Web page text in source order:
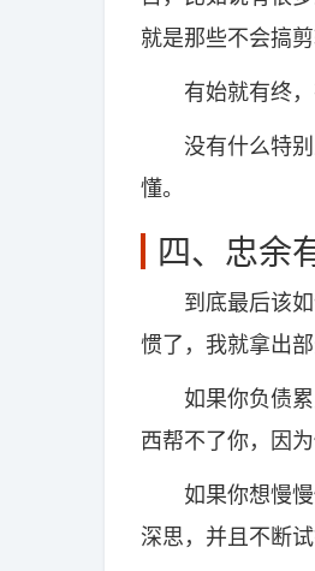
就是那些不会搞剪
有始就有终，
没有什么特别
懂。
四、忠余
到底最后该如
惯了，我就拿出
如果你负债累
西帮不了你，因
如果你想慢慢
深思，并且不断试